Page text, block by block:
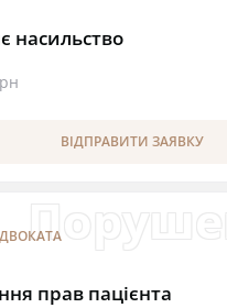
насильство
ВІДПРАВИТИ ЗАЯВКУ
прав пацієнта